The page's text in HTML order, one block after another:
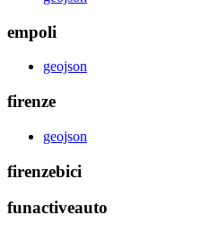
empoli
geojson
firenze
geojson
firenzebici
funactiveauto